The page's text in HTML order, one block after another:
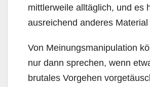
mittlerweile alltäglich, und es
ausreichend anderes
Von Meinungsmanipulation
nur dann sprechen, wenn
brutales Vorgehen